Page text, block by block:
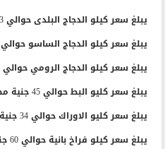
يبلغ سعر كيلو الدجاج البلدى حوالي 43 جنية مصري .
يبلغ سعر كيلو الدجاج الساسو حوالي 40 جنية مصري .
يبلغ سعر كيلو الدجاج الرومي حوالي 45 جنية مصري .
يبلغ سعر كليو البط حوالي 45 جنية مصري .
يبلغ سعر كليو الاوراك حوالي 34 جنية مصري .
يبلغ سعر كيلو فراخ بانية حوالي 60 جنية مصري .